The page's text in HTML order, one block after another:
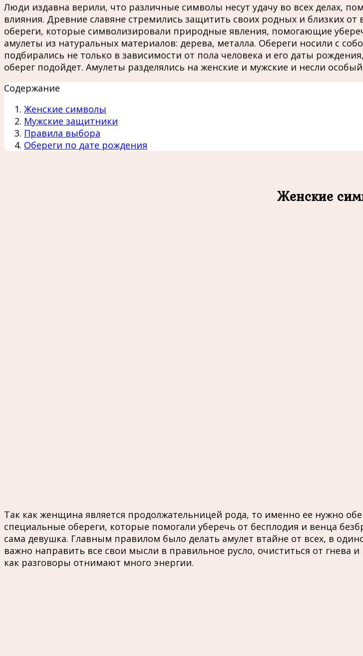
Люди издавна верили, что различные символы несут удачу во всех делах,
влияния. Древние славяне стремились защитить своих родных и близких
обереги, которые символизировали природные явления, помогающие
амулеты из натуральных материалов: дерева, металла. Обереги носили с
подбирались не только в зависимости от пола человека и его даты
оберег подойдет. Амулеты разделялись на женские и мужские и несли
Содержание
Женские символы
Мужские защитники
Правила выбора
Обереги по дате рождения
Женские
Так как женщина является продолжательницей рода, то именно ее нужно
специальные обереги, которые помогали уберечь от бесплодия и венца
сама девушка. Главным правилом было делать амулет втайне от всех, в
важно направить все свои мысли в правильное русло, очиститься от гнева
как разговоры отнимают много энергии.